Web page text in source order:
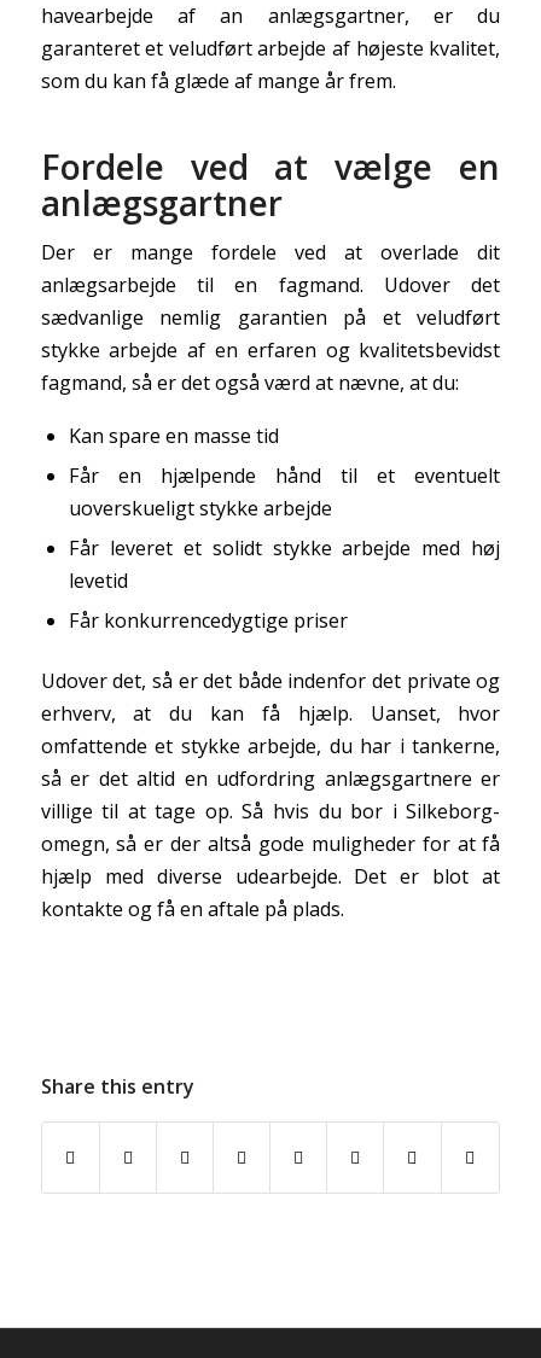
havearbejde af an anlægsgartner, er du
garanteret et veludført arbejde af højeste kvalitet,
som du kan få glæde af mange år frem.
Fordele ved at vælge en
anlægsgartner
Der er mange fordele ved at overlade dit
anlægsarbejde til en fagmand. Udover det
sædvanlige nemlig garantien på et veludført
stykke arbejde af en erfaren og kvalitetsbevidst
fagmand, så er det også værd at nævne, at du:
Kan spare en masse tid
Får en hjælpende hånd til et eventuelt
uoverskueligt stykke arbejde
Får leveret et solidt stykke arbejde med høj
levetid
Får konkurrencedygtige priser
Udover det, så er det både indenfor det private og
erhverv, at du kan få hjælp. Uanset, hvor
omfattende et stykke arbejde, du har i tankerne,
så er det altid en udfordring anlægsgartnere er
villige til at tage op. Så hvis du bor i Silkeborg-
omegn, så er der altså gode muligheder for at få
hjælp med diverse udearbejde. Det er blot at
kontakte og få en aftale på plads.
Share this entry